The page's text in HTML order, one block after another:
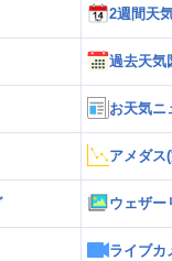
2週間天
過去天気
お天気ニ
アメダス
ウェザー
ライブカ